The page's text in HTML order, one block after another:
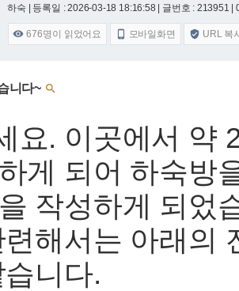
하숙 | 등록일 : 2026-03-18 18:16:58 | 글번호 : 213951 |
 676명이 읽었어요  모바일화면  URL 복
니다~ 
요. 이곳에서 약
게 되어 하숙방
작성하게 되었
해서는 아래의
니다.